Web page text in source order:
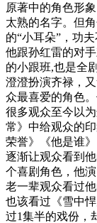
原著中的角色形
太熟的名字。但
的“小耳朵”，功
他跟孙红雷的对
的小跟班,也是全
澄澄扮演齐禄，
众最喜爱的角色
很多观众至今以
常》中给观众的
荣誉》《他是谁
逐渐让观众看到
个喜剧角色，他
老一辈观众看过
也该看过《雪中
过1集半的戏份，